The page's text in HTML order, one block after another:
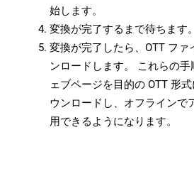
始します。
変換が完了するまで待ちます。
変換が完了したら、OTT ファ
ンロードします。 これらの
ェブページを目的の OTT 形
ウンロードし、オフラインで
用できるようになります。